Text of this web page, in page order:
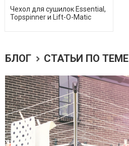
Чехол для сушилок Essential,
Topspinner и Lift-O-Matic
БЛОГ СТАТЬИ ПО ТЕМЕ